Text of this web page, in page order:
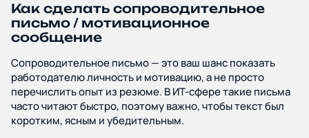
Как сделать сопроводительное
письмо / мотивационное
сообщение
Сопроводительное письмо — это ваш шанс показать
работодателю личность и мотивацию, а не просто
перечислить опыт из резюме. В ИТ-сфере такие письма
часто читают быстро, поэтому важно, чтобы текст был
коротким, ясным и убедительным.